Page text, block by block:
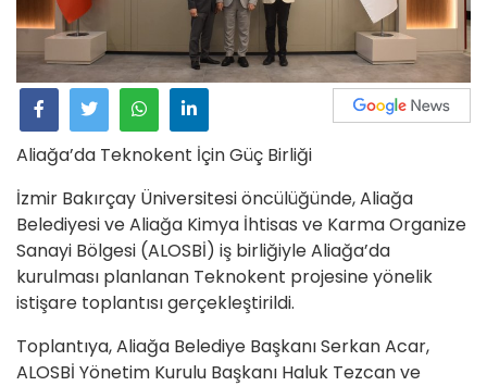
Aliağa’da Teknokent İçin Güç Birliği
İzmir Bakırçay Üniversitesi öncülüğünde, Aliağa
Belediyesi ve Aliağa Kimya İhtisas ve Karma Organize
Sanayi Bölgesi (ALOSBİ) iş birliğiyle Aliağa’da
kurulması planlanan Teknokent projesine yönelik
istişare toplantısı gerçekleştirildi.
Toplantıya, Aliağa Belediye Başkanı Serkan Acar,
ALOSBİ Yönetim Kurulu Başkanı Haluk Tezcan ve